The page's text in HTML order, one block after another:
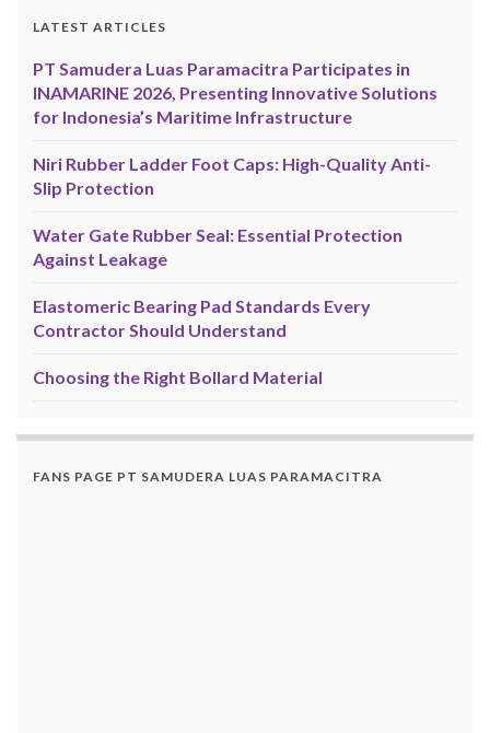
LATEST ARTICLES
PT Samudera Luas Paramacitra Participates in
INAMARINE 2026, Presenting Innovative Solutions
for Indonesia’s Maritime Infrastructure
Niri Rubber Ladder Foot Caps: High-Quality Anti-
Slip Protection
Water Gate Rubber Seal: Essential Protection
Against Leakage
Elastomeric Bearing Pad Standards Every
Contractor Should Understand
Choosing the Right Bollard Material
FANS PAGE PT SAMUDERA LUAS PARAMACITRA